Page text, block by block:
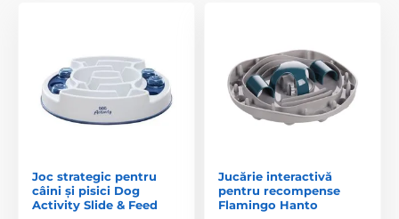
Joc strategic pentru
câini și pisici Dog
Activity Slide & Feed
Jucărie interactivă
pentru recompense
Flamingo Hanto